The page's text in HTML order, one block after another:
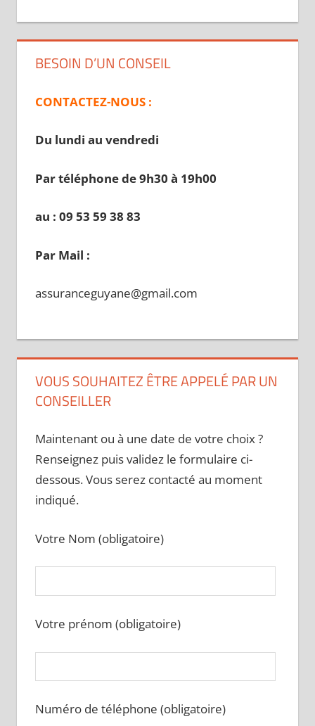
BESOIN D’UN CONSEIL
CONTACTEZ-NOUS :
Du lundi au vendredi
Par téléphone de 9h30 à 19h00
au : 09 53 59 38 83
Par Mail :
assuranceguyane@gmail.com
VOUS SOUHAITEZ ÊTRE APPELÉ PAR UN
CONSEILLER
Maintenant ou à une date de votre choix ?
Renseignez puis validez le formulaire ci-
dessous. Vous serez contacté au moment
indiqué.
Votre Nom (obligatoire)
Votre prénom (obligatoire)
Numéro de téléphone (obligatoire)